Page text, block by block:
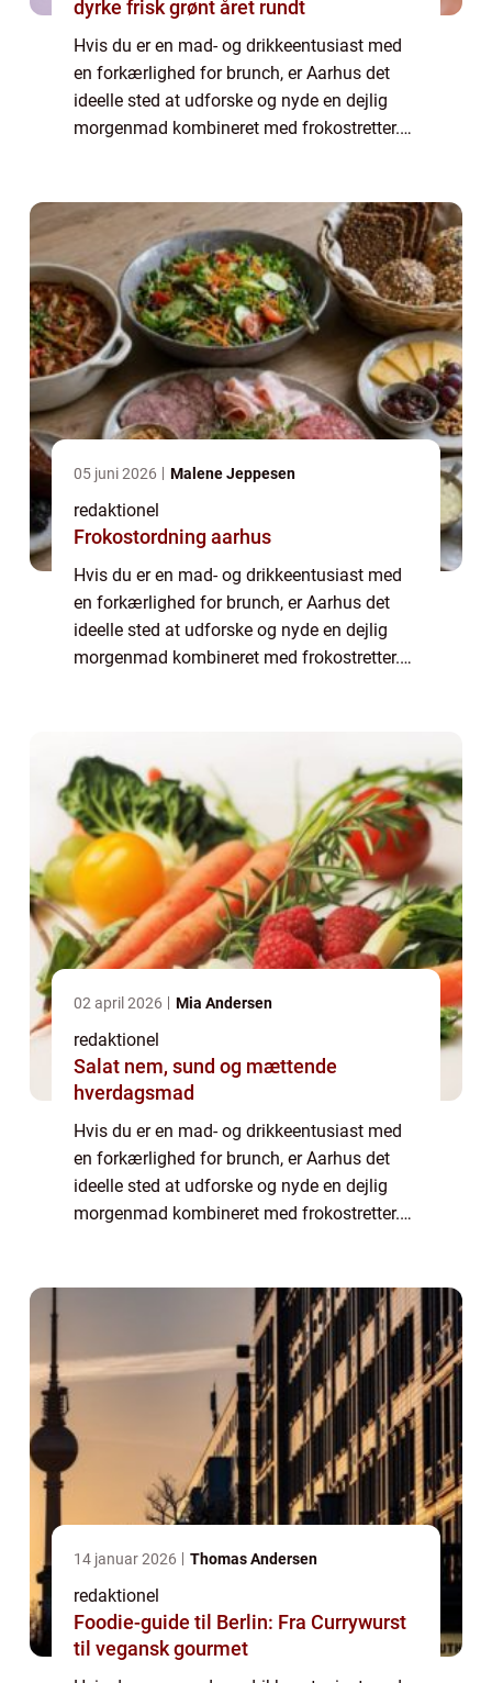
dyrke frisk grønt året rundt
Hvis du er en mad- og drikkeentusiast med
en forkærlighed for brunch, er Aarhus det
ideelle sted at udforske og nyde en dejlig
morgenmad kombineret med frokostretter.
05 juni 2026 Malene Jeppesen
redaktionel
Frokostordning aarhus
Hvis du er en mad- og drikkeentusiast med
en forkærlighed for brunch, er Aarhus det
ideelle sted at udforske og nyde en dejlig
morgenmad kombineret med frokostretter.
02 april 2026 Mia Andersen
redaktionel
Salat nem, sund og mættende
hverdagsmad
Hvis du er en mad- og drikkeentusiast med
en forkærlighed for brunch, er Aarhus det
ideelle sted at udforske og nyde en dejlig
morgenmad kombineret med frokostretter.
14 januar 2026 Thomas Andersen
redaktionel
Foodie-guide til Berlin: Fra Currywurst
til vegansk gourmet